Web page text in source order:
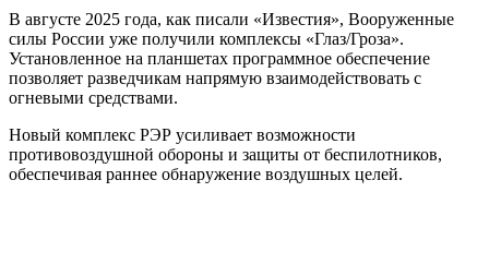
В августе 2025 года, как писали «Известия», Вооруженные
силы России уже получили комплексы «Глаз/Гроза».
Установленное на планшетах программное обеспечение
позволяет разведчикам напрямую взаимодействовать с
огневыми средствами.
Новый комплекс РЭР усиливает возможности
противовоздушной обороны и защиты от беспилотников,
обеспечивая раннее обнаружение воздушных целей.